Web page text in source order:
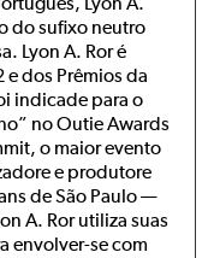
Lyon A.
do sufixo neutro
Lyon A. Ror é
e dos Prêmios da
indicade para o
no Outie Awards
o maior evento
e produtore
de São Paulo —
A. Ror utiliza suas
envolver-se com